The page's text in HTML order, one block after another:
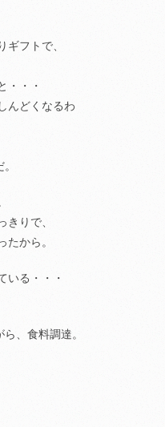
ギフトで、
・・・
んどくなるわ
きりで、
たから。
いる・・・
、食料調達。